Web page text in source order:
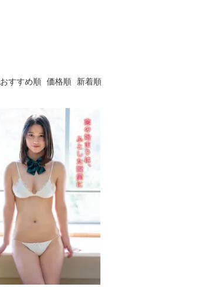
おすすめ順 価格順 新着順